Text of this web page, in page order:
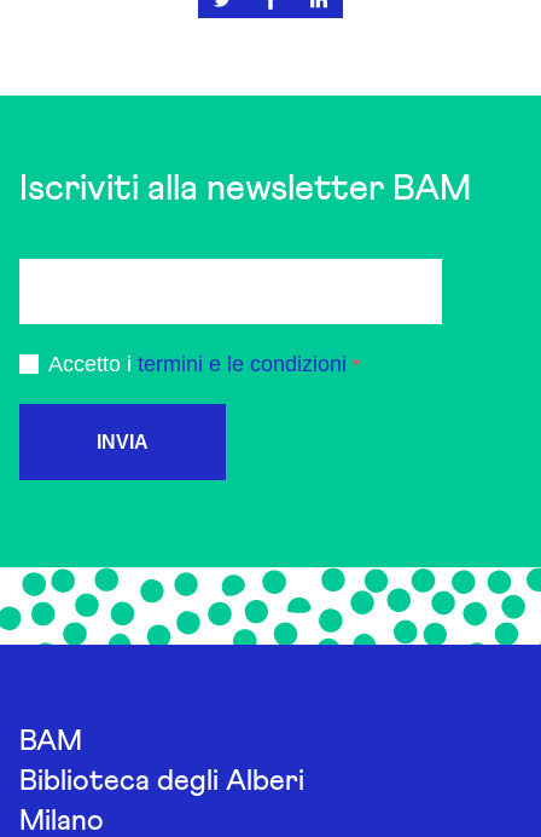
Iscriviti alla newsletter BAM
Accetto i termini e le condizioni
INVIA
BAM
Biblioteca degli Alberi
Milano